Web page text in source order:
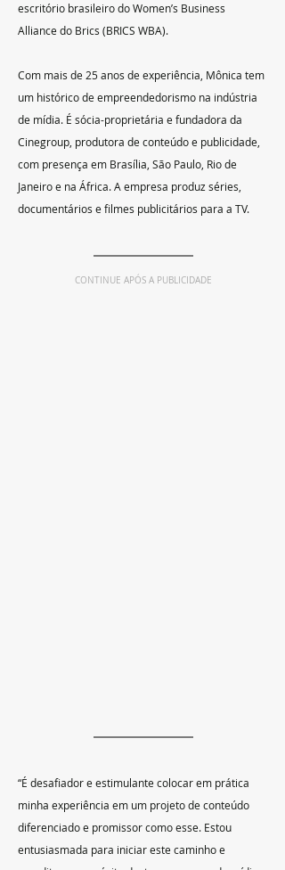
escritório brasileiro do Women’s Business
Alliance do Brics (BRICS WBA).
Com mais de 25 anos de experiência, Mônica tem
um histórico de empreendedorismo na indústria
de mídia. É sócia-proprietária e fundadora da
Cinegroup, produtora de conteúdo e publicidade,
com presença em Brasília, São Paulo, Rio de
Janeiro e na África. A empresa produz séries,
documentários e filmes publicitários para a TV.
CONTINUE APÓS A PUBLICIDADE
“É desafiador e estimulante colocar em prática
minha experiência em um projeto de conteúdo
diferenciado e promissor como esse. Estou
entusiasmada para iniciar este caminho e